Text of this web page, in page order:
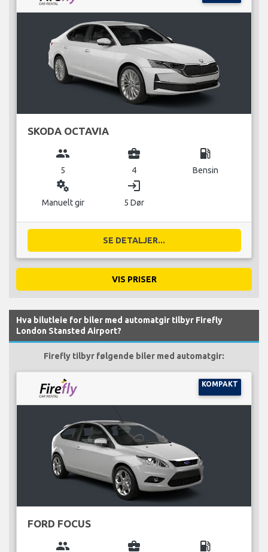
SKODA OCTAVIA
group
5
business_center
4
local_gas_station
Bensin
miscellaneous_services
Manuelt gir
login
5 Dør
SE DETALJER...
VIS PRISER
Hva bilutleie for biler med automatgir tilbyr Firefly
London Stansted Airport?
Firefly tilbyr følgende biler med automatgir:
KOMPAKT
FORD FOCUS
group business_center local_gas_station